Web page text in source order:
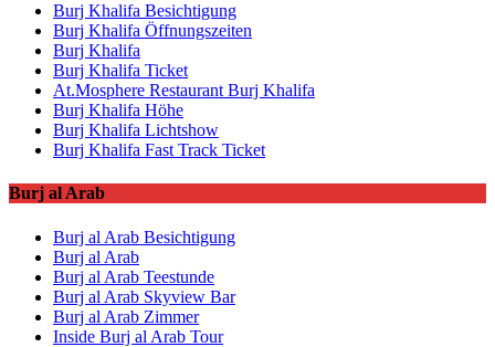
Burj Khalifa Besichtigung
Burj Khalifa Öffnungszeiten
Burj Khalifa
Burj Khalifa Ticket
At.Mosphere Restaurant Burj Khalifa
Burj Khalifa Höhe
Burj Khalifa Lichtshow
Burj Khalifa Fast Track Ticket
Burj al Arab
Burj al Arab Besichtigung
Burj al Arab
Burj al Arab Teestunde
Burj al Arab Skyview Bar
Burj al Arab Zimmer
Inside Burj al Arab Tour